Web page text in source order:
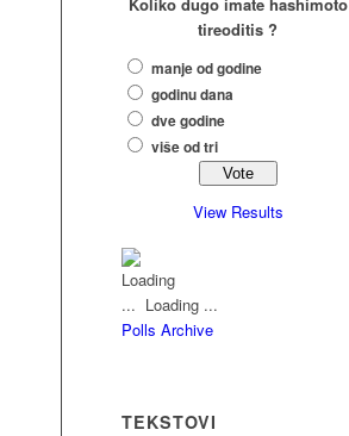
tireoditis ?
manje od godine
godinu dana
dve godine
više od tri
View Results
Loading ...
Polls Archive
TEKSTOVI